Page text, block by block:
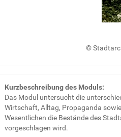
©
Kurzbeschreibung des Moduls:
Das Modul untersucht die
Wirtschaft, Alltag, Propaganda
Wesentlichen die Bestände des
vorgeschlagen wird.